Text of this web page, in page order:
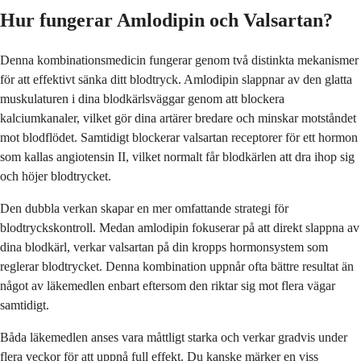
Hur fungerar Amlodipin och Valsartan?
Denna kombinationsmedicin fungerar genom två distinkta mekanismer
för att effektivt sänka ditt blodtryck. Amlodipin slappnar av den glatta
muskulaturen i dina blodkärlsväggar genom att blockera
kalciumkanaler, vilket gör dina artärer bredare och minskar motståndet
mot blodflödet. Samtidigt blockerar valsartan receptorer för ett hormon
som kallas angiotensin II, vilket normalt får blodkärlen att dra ihop sig
och höjer blodtrycket.
Den dubbla verkan skapar en mer omfattande strategi för
blodtryckskontroll. Medan amlodipin fokuserar på att direkt slappna av
dina blodkärl, verkar valsartan på din kropps hormonsystem som
reglerar blodtrycket. Denna kombination uppnår ofta bättre resultat än
något av läkemedlen enbart eftersom den riktar sig mot flera vägar
samtidigt.
Båda läkemedlen anses vara måttligt starka och verkar gradvis under
flera veckor för att uppnå full effekt. Du kanske märker en viss